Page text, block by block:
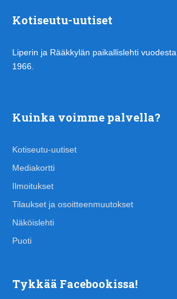
Kotiseutu-uutiset
Liperin ja Rääkkylän paikallislehti vuodesta
1966.
Kuinka voimme palvella?
Kotiseutu-uutiset
Mediakortti
Ilmoitukset
Tilaukset ja osoitteenmuutokset
Näköislehti
Puoti
Tykkää Facebookissa!